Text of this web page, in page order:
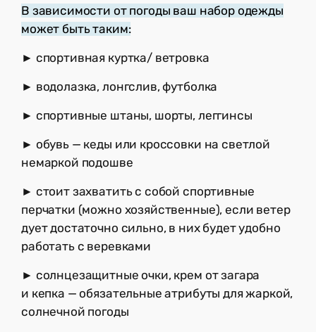
В зависимости от погоды ваш набор одежды
может быть таким:
► спортивная куртка/ ветровка
► водолазка, лонгслив, футболка
► спортивные штаны, шорты, леггинсы
► обувь — кеды или кроссовки на светлой
немаркой подошве
► стоит захватить с собой спортивные
перчатки (можно хозяйственные), если ветер
дует достаточно сильно, в них будет удобно
работать с веревками
► солнцезащитные очки, крем от загара
и кепка — обязательные атрибуты для жаркой,
солнечной погоды